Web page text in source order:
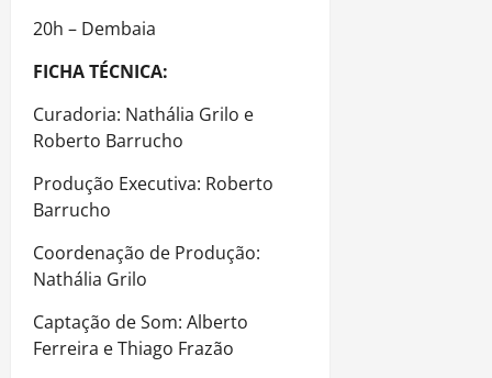
20h – Dembaia
FICHA TÉCNICA:
Curadoria: Nathália Grilo e
Roberto Barrucho
Produção Executiva: Roberto
Barrucho
Coordenação de Produção:
Nathália Grilo
Captação de Som: Alberto
Ferreira e Thiago Frazão